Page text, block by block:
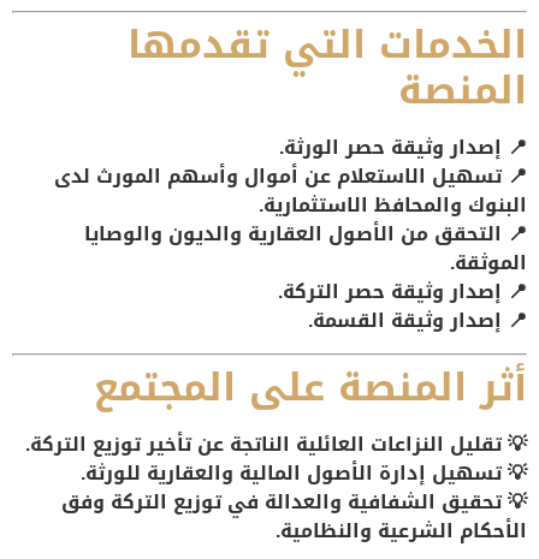
الخدمات التي تقدمها
المنصة
📍 إصدار وثيقة حصر الورثة.
📍تسهيل الاستعلام عن أموال وأسهم المورث لدى
البنوك والمحافظ الاستثمارية.
📍 التحقق من الأصول العقارية والديون والوصايا
الموثقة.
📍 إصدار وثيقة حصر التركة.
📍 إصدار وثيقة القسمة.
أثر المنصة على المجتمع
💡تقليل النزاعات العائلية الناتجة عن تأخير توزيع التركة.
💡تسهيل إدارة الأصول المالية والعقارية للورثة.
💡تحقيق الشفافية والعدالة في توزيع التركة وفق
الأحكام الشرعية والنظامية.